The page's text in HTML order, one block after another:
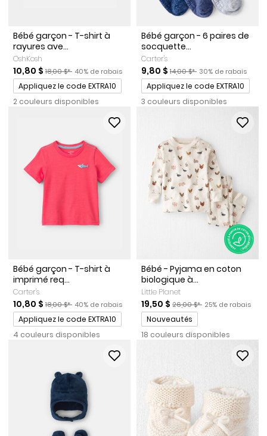
Bébé garçon - T-shirt à
rayures ave...
OshKosh
Prix de solde
10,80 $Prix ​​de détail suggéré par le fabricant
18,00 $* Pourcentage de rabais
40% de rabais
Promotions
Appliquez le code EXTRA10
2 couleurs disponibles
Bébé garçon - 6 paires de
socquette...
Carter's
Prix de solde
9,80 $Prix ​​de détail suggéré par le
14,00 $* Pourcentage de
30% de rabais
Promotions
Appliquez le code EXTRA10
3 couleurs disponibles
Bébé garçon - T-shirt à
imprimé req...
Carter's
Prix de solde
10,80 $Prix ​​de détail suggéré par le fabricant
18,00 $* Pourcentage de rabais
40% de rabais
Promotions
Appliquez le code EXTRA10
4 couleurs disponibles
Bébé - Pyjama en coton
biologique à...
Little Planet
Prix de solde
19,50 $ Prix ​​de détail suggéré par
26,00 $* Pourcentage de
25% de rabais
Promotions
Nouveautés
18 couleurs disponibles